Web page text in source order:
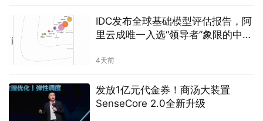
IDC发布全球基础模型评估报告，阿
里云成唯一入选“领导者”象限的中国
4天前
发放1亿元代金券！商汤大装置
SenseCore 2.0全新升级